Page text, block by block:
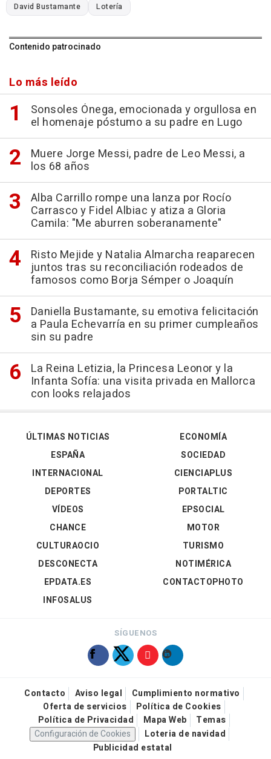
David Bustamante Lotería
Contenido patrocinado
Lo más leído
Sonsoles Ónega, emocionada y orgullosa en
el homenaje póstumo a su padre en Lugo
Muere Jorge Messi, padre de Leo Messi, a
los 68 años
Alba Carrillo rompe una lanza por Rocío
Carrasco y Fidel Albiac y atiza a Gloria
Camila: "Me aburren soberanamente"
Risto Mejide y Natalia Almarcha reaparecen
juntos tras su reconciliación rodeados de
famosos como Borja Sémper o Joaquín
Daniella Bustamante, su emotiva felicitación
a Paula Echevarría en su primer cumpleaños
sin su padre
La Reina Letizia, la Princesa Leonor y la
Infanta Sofía: una visita privada en Mallorca
con looks relajados
ÚLTIMAS NOTICIAS
ESPAÑA
INTERNACIONAL
DEPORTES
VÍDEOS
ECONOMÍA
SOCIEDAD
CIENCIAPLUS
PORTALTIC
EPSOCIAL
CHANCE
CULTURAOCIO
DESCONECTA
EPDATA.ES
INFOSALUS
MOTOR
TURISMO
NOTIMÉRICA
CONTACTOPHOTO
SÍGUENOS
Contacto Aviso legal
Cumplimiento normativo
Oferta de servicios
Política de Cookies
Política de Privacidad
Mapa Web
Temas
Configuración de Cookies
Loteria de navidad
Publicidad estatal